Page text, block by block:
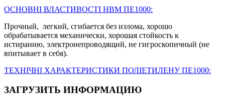
ОСНОВНІ ВЛАСТИВОСТІ НВМ ПЕ1000:
Прочный, легкий, сгибается без излома, хорошо
обрабатывается механически, хорошая стойкость к
истиранию, электронепроводящий, не гигроскопичный (не
впитывает в себя).
ТЕХНІЧНІ ХАРАКТЕРИСТИКИ ПОЛІЕТИЛЕНУ ПЕ1000:
ЗАГРУЗИТЬ ИНФОРМАЦИЮ